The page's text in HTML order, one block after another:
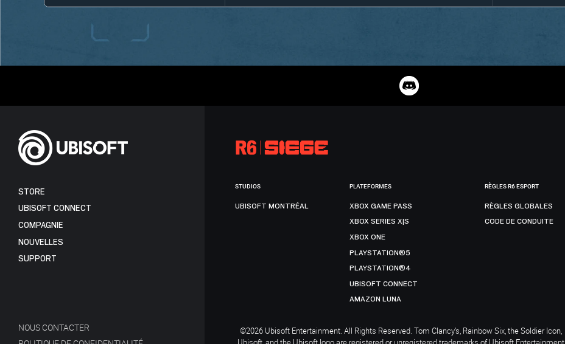
STORE
UBISOFT CONNECT
COMPAGNIE
NOUVELLES
SUPPORT
NOUS CONTACTER
STUDIOS
UBISOFT MONTRÉAL
PLATEFORMES
XBOX GAME PASS
XBOX SERIES X|S
XBOX ONE
PLAYSTATION®5
PLAYSTATION®4
UBISOFT CONNECT
AMAZON LUNA
RÈGLES R6 ESPORT
RÈGLES GLOBALES
CODE DE CONDUITE
©2026 Ubisoft Entertainment. All Rights Reserved. Tom Clancy’s, Rainbow Six, the Soldier Icon,